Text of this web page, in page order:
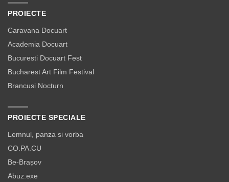
PROIECTE
Caravana Docuart
Academia Docuart
Bucuresti Docuart Fest
Bucharest Art Film Festival
Brancusi Nocturn
PROIECTE SPECIALE
Lemnul, panza si vorba
CO.PA.CU
Be-Brașov
Abuz.exe